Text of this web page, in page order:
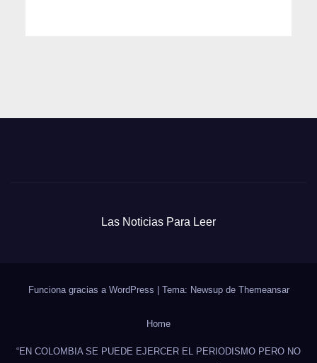
Las Noticias Para Leer
Funciona gracias a WordPress | Tema: Newsup de Themeansar
Home
“EN COLOMBIA SE PUEDE EJERCER EL PERIODISMO PERO NO